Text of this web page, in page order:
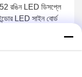
রঙিন LED ডিসপ্লে
LED সাইন বোর্ড
সেরা দাম পান